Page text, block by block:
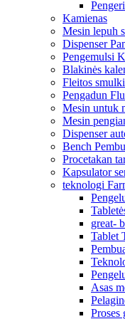
Kamienas
Mesin lepuh
Dispenser
Pengemulsi
Blakinės
Fleitos
Pengadun
Mesin untuk
Mesin
Dispenser
Bench
Procetakan
Kapsulator
teknologi
great-
Tablet
Asas
Proses